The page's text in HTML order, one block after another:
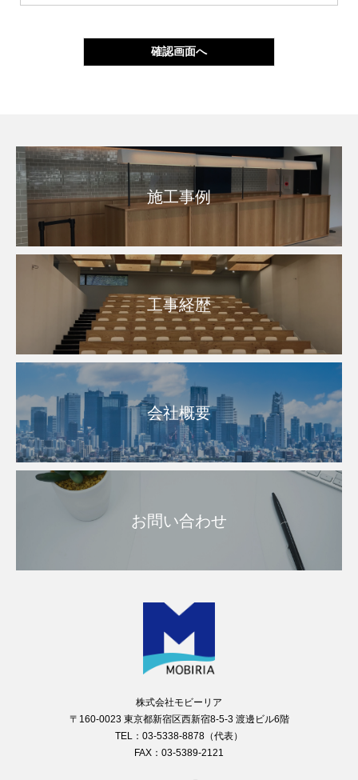
施工事例
工事経歴
会社概要
お問い合わせ
株式会社モビーリア
〒160-0023 東京都新宿区西新宿8-5-3 渡邊ビル6階
TEL：03-5338-8878（代表）
FAX：03-5389-2121